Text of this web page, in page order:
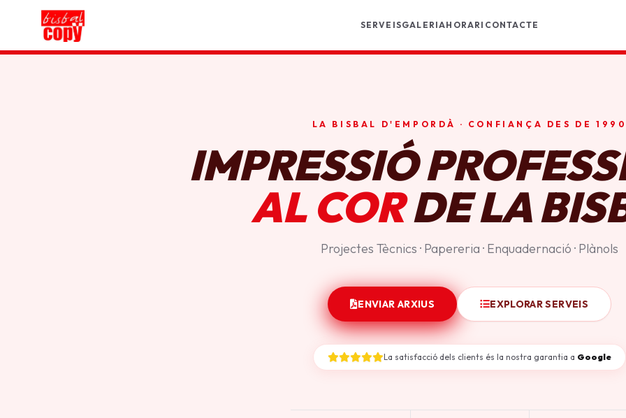
SERVEISGALERIAHORARI CONTACTE
LA BISBAL D'EMPORDÀ · CONFIANÇA DES DE
IMPRESSIÓ
AL CORDE LA
Projectes Tècnics · Papereria · Enquadernació · Plànols
ENVIAR ARXIUS EXPLORAR SERVEIS
La satisfacció dels clients és la nostra garantia a Google